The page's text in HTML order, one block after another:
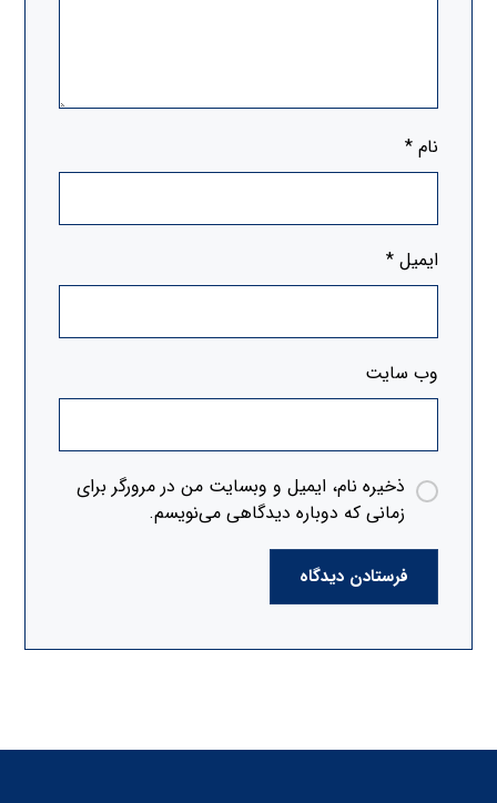
نام*
ایمیل*
وب‌ سایت
ذخیره نام، ایمیل و وبسایت من در مرورگر برای
زمانی که دوباره دیدگاهی می‌نویسم.
فرستادن دیدگاه